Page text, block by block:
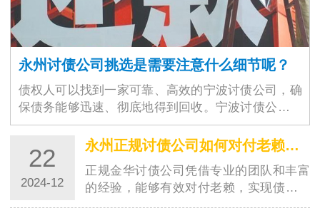
永州讨债公司挑选是需要注意什么细节呢？
债权人可以找到一家可靠、高效的宁波讨债公司，确
保债务能够迅速、彻底地得到回收。宁波讨债公司的
选择不仅仅是为了解决眼前的经济问题，更是为了维
护商业环境的稳定与良好运作。随着商业交易的增加
和…
22
2024-12
永州正规讨债公司如何对付老赖？都有哪些高招？
正规金华讨债公司凭借专业的团队和丰富
的经验，能够有效对付老赖，实现债务追
讨的目标。这些高招的运用，让讨债行业